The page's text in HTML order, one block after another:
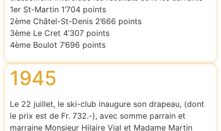
1er St-Martin 1’704 points
2ème Châtel-St-Denis 2’666 points
3ème Le Cret 4’307 points
4ème Boulot 7’696 points
1945
Le 22 juillet, le ski-club inaugure son drapeau, (dont
le prix est de Fr. 732.-), avec somme parrain et
marraine Monsieur Hilaire Vial et Madame Martin